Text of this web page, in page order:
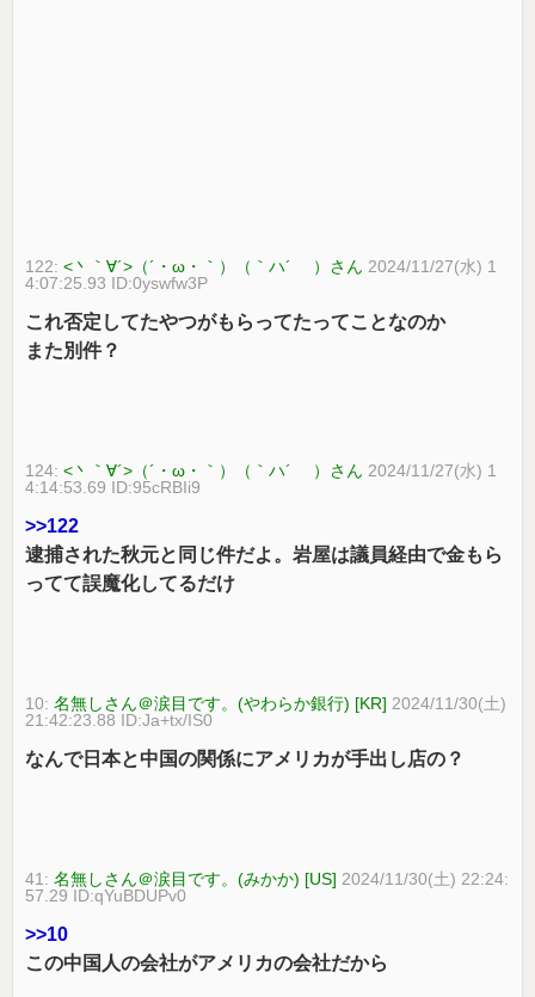
122:<丶｀∀´>（´・ω・｀）（｀ハ´ ）さん 2024/11/27(水) 1
4:07:25.93 ID:0yswfw3P
これ否定してたやつがもらってたってことなのか
また別件？
124:<丶｀∀´>（´・ω・｀）（｀ハ´ ）さん 2024/11/27(水) 1
4:14:53.69 ID:95cRBIi9
>>122
逮捕された秋元と同じ件だよ。岩屋は議員経由で金もら
ってて誤魔化してるだけ
10:名無しさん＠涙目です。(やわらか銀行) [KR] 2024/11/30(土)
21:42:23.88 ID:Ja+tx/IS0
なんで日本と中国の関係にアメリカが手出し店の？
41:名無しさん＠涙目です。(みかか) [US] 2024/11/30(土) 22:24:
57.29 ID:qYuBDUPv0
>>10
この中国人の会社がアメリカの会社だから